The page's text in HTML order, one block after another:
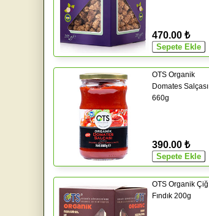
470.00 ₺
OTS Organik
Domates Salçası
660g
390.00 ₺
OTS Organik Çiğ
Fındık 200g